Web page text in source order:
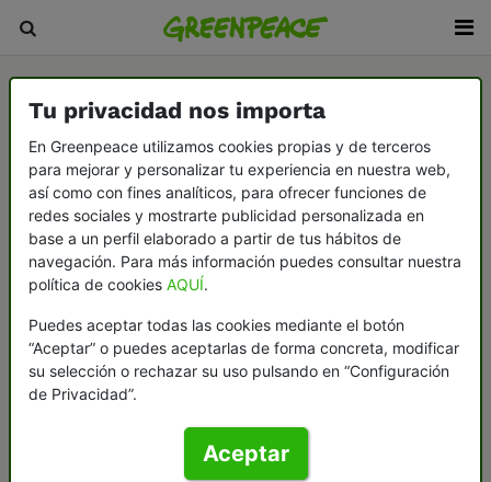
Tu privacidad nos importa
En Greenpeace utilizamos cookies propias y de terceros
para mejorar y personalizar tu experiencia en nuestra web,
así como con fines analíticos, para ofrecer funciones de
redes sociales y mostrarte publicidad personalizada en
base a un perfil elaborado a partir de tus hábitos de
navegación. Para más información puedes consultar nuestra
política de cookies AQUÍ.
Puedes aceptar todas las cookies mediante el botón
“Aceptar” o puedes aceptarlas de forma concreta, modificar
su selección o rechazar su uso pulsando en “Configuración
de Privacidad”.
Aceptar